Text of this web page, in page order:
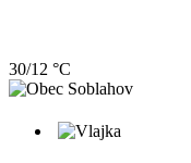
30/12 °C